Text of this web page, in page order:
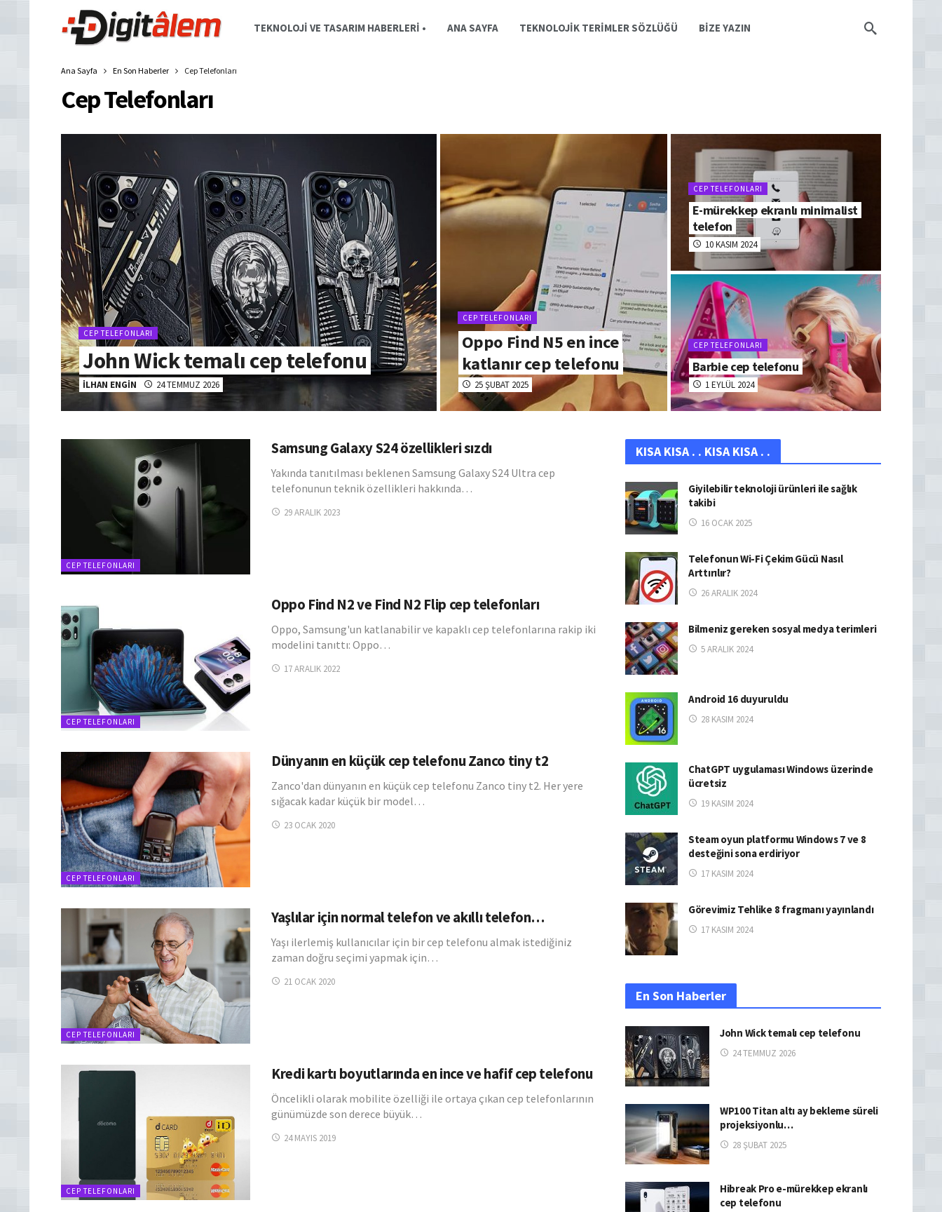
TEKNOLOJI VE TASARIM HABERLERI • ANA SAYFA TEKNOLOJIK TERIMLER SÖZLÜĞÜ BIZE YAZIN
Ana Sayfa En Son Haberler Cep Telefonları
Cep Telefonları
CEP TELEFONLARI
John Wick temalı cep telefonu
İLHAN ENGIN 24 TEMMUZ 2026
CEP TELEFONLARI
Oppo Find N5 en ince
katlanır cep telefonu
25 ŞUBAT 2025
CEP TELEFONLARI
E-mürekkep ekranlı minimalist
telefon
10 KASIM 2024
CEP TELEFONLARI
Barbie cep telefonu
1 EYLÜL 2024
CEP TELEFONLARI
Samsung Galaxy S24 özellikleri sızdı
Yakında tanıtılması beklenen Samsung Galaxy S24 Ultra cep
telefonunun teknik özellikleri hakkında…
29 ARALIK 2023
CEP TELEFONLARI
Oppo Find N2 ve Find N2 Flip cep telefonları
Oppo, Samsung'un katlanabilir ve kapaklı cep telefonlarına rakip iki
modelini tanıttı: Oppo…
17 ARALIK 2022
CEP TELEFONLARI
Dünyanın en küçük cep telefonu Zanco tiny t2
Zanco'dan dünyanın en küçük cep telefonu Zanco tiny t2. Her yere
sığacak kadar küçük bir model…
23 OCAK 2020
CEP TELEFONLARI
Yaşlılar için normal telefon ve akıllı telefon…
Yaşı ilerlemiş kullanıcılar için bir cep telefonu almak istediğiniz
zaman doğru seçimi yapmak için…
21 OCAK 2020
CEP TELEFONLARI
Kredi kartı boyutlarında en ince ve hafif cep telefonu
Öncelikli olarak mobilite özelliği ile ortaya çıkan cep telefonlarının
günümüzde son derece büyük…
24 MAYIS 2019
KISA KISA . . KISA KISA . .
Giyilebilir teknoloji ürünleri ile sağlık
takibi
16 OCAK 2025
Telefonun Wi-Fi Çekim Gücü Nasıl
Arttırılır?
26 ARALIK 2024
Bilmeniz gereken sosyal medya terimleri
5 ARALIK 2024
Android 16 duyuruldu
28 KASIM 2024
ChatGPT uygulaması Windows üzerinde
ücretsiz
19 KASIM 2024
Steam oyun platformu Windows 7 ve 8
desteğini sona erdiriyor
17 KASIM 2024
Görevimiz Tehlike 8 fragmanı yayınlandı
17 KASIM 2024
En Son Haberler
John Wick temalı cep telefonu
24 TEMMUZ 2026
WP100 Titan altı ay bekleme süreli
projeksiyonlu…
28 ŞUBAT 2025
Hibreak Pro e-mürekkep ekranlı
cep telefonu